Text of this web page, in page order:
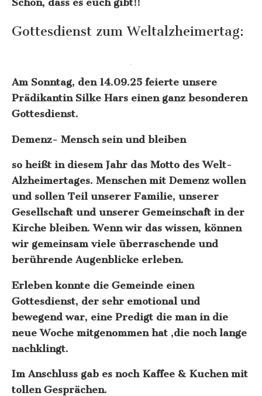
Schön, dass es euch gibt!!
Gottesdienst zum Weltalzheimertag:
Am Sonntag, den 14.09.25 feierte unsere
Prädikantin Silke Hars einen ganz besonderen
Gottesdienst.
Demenz- Mensch sein und bleiben
so heißt in diesem Jahr das Motto des Welt-
Alzheimertages. Menschen mit Demenz wollen
und sollen Teil unserer Familie, unserer
Gesellschaft und unserer Gemeinschaft in der
Kirche bleiben. Wenn wir das wissen, können
wir gemeinsam viele überraschende und
berührende Augenblicke erleben.
Erleben konnte die Gemeinde einen
Gottesdienst, der sehr emotional und
bewegend war, eine Predigt die man in die
neue Woche mitgenommen hat ,die noch lange
nachklingt.
Im Anschluss gab es noch Kaffee & Kuchen mit
tollen Gesprächen.